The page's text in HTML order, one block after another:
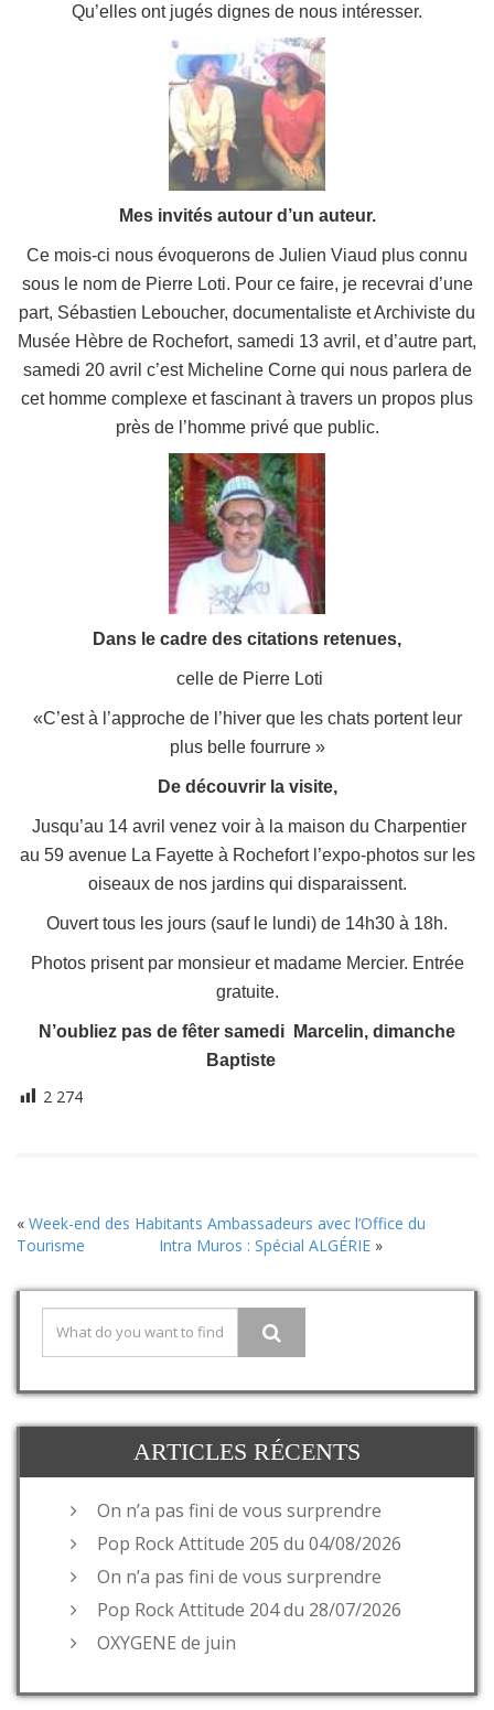
Qu’elles ont jugés dignes de nous intéresser.
Mes invités autour d’un auteur.
Ce mois-ci nous évoquerons de Julien Viaud plus connu
sous le nom de Pierre Loti. Pour ce faire, je recevrai d’une
part, Sébastien Leboucher, documentaliste et Archiviste du
Musée Hèbre de Rochefort, samedi 13 avril, et d’autre part,
samedi 20 avril c’est Micheline Corne qui nous parlera de
cet homme complexe et fascinant à travers un propos plus
près de l’homme privé que public.
Dans le cadre des citations retenues,
celle de Pierre Loti
«C’est à l’approche de l’hiver que les chats portent leur
plus belle fourrure »
De découvrir la visite,
Jusqu’au 14 avril venez voir à la maison du Charpentier
au 59 avenue La Fayette à Rochefort l’expo-photos sur les
oiseaux de nos jardins qui disparaissent.
Ouvert tous les jours (sauf le lundi) de 14h30 à 18h.
Photos prisent par monsieur et madame Mercier. Entrée
gratuite.
N’oubliez pas de fêter samedi Marcelin, dimanche
Baptiste
2 274
« Week-end des Habitants Ambassadeurs avec l’Office du
Tourisme
Intra Muros : Spécial ALGÉRIE»
ARTICLES RÉCENTS
On n’a pas fini de vous surprendre
Pop Rock Attitude 205 du 04/08/2026
On n’a pas fini de vous surprendre
Pop Rock Attitude 204 du 28/07/2026
OXYGENE de juin